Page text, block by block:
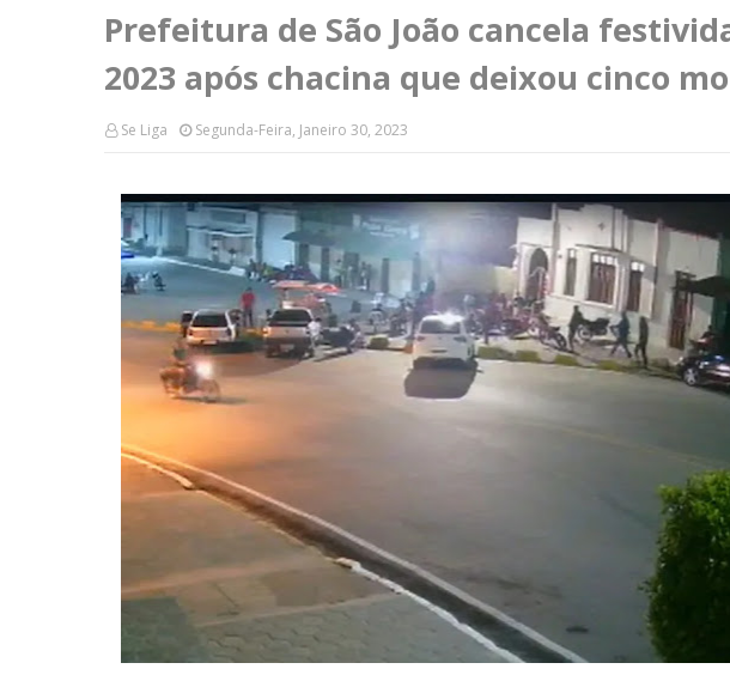
Prefeitura de São João cancela
2023 após chacina que deixou cinco
Se Liga Segunda-Feira, Janeiro 30, 2023